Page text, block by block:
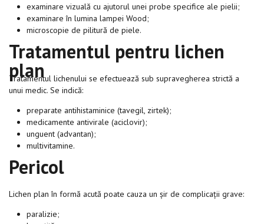
examinare vizuală cu ajutorul unei probe specifice ale pielii;
examinare în lumina lampei Wood;
microscopie de pilitură de piele.
Tratamentul pentru lichen
plan
Tratamentul lichenului se efectuează sub supravegherea strictă a
unui medic. Se indică:
preparate antihistaminice (tavegil, zirtek);
medicamente antivirale (aciclovir);
unguent (advantan);
multivitamine.
Pericol
Lichen plan în formă acută poate cauza un șir de complicații grave:
paralizie;